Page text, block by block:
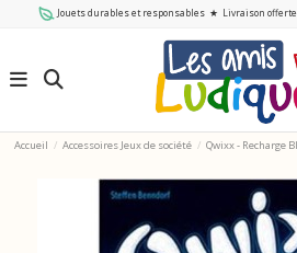
Jouets durables et responsables ★ Livraison
Accueil Accessoires Jeux de société Qwixx - Recharge